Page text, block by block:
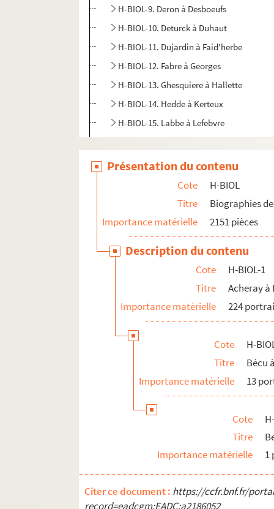
H-BIOL-9. Deron à Desboeufs
H-BIOL-10. Deturck à Duhaut
H-BIOL-11. Dujardin à Faid'herbe
H-BIOL-12. Fabre à Georges
H-BIOL-13. Ghesquiere à Hallette
H-BIOL-14. Hedde à Kerteux
H-BIOL-15. Labbe à Lefebvre
H-BIOL-17. Lequeux à Marie Grosse-Tête
H-BIOL-18. Marie Jérôme à Montury
H-BIOL-19. Montgivet à Paris de
H-BIOL-20. Parrayon à Puvrez
H-BIOL-21. Quartelette à Salembier
H-BIOL-22. Sacqueleu à Sylvius
H-BIOL-23. Taviel à Vanderhaegen
H-BIOL-24. Van de Weghe à Zimmerman
Présentation du contenu
Cote
H-BIOL
Titre
Biographies
Importance matérielle
2151 pièces
Description du contenu
Cote
H-BIOL-1
Titre
Acheray
Importance matérielle
224
Cote
H-
Titre
Bécu
Importance matérielle
13
Cote
Titre
Importance matérielle
1
Citer ce document : https://ccfr.bnf.fr/
record=eadcgm:EADC:a2186052